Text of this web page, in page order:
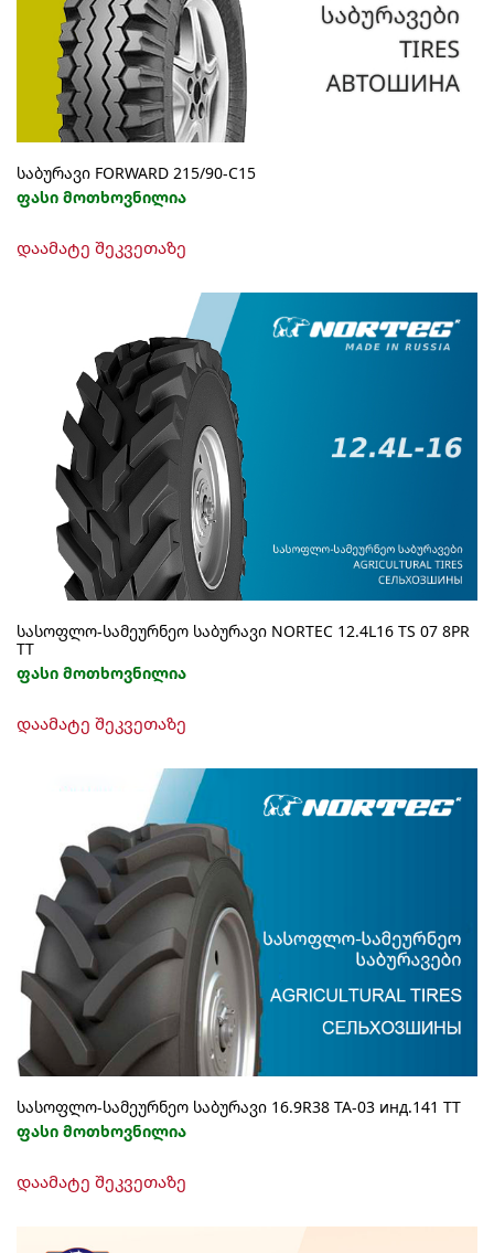
საბურავი FORWARD 215/90-C15
ფასი მოთხოვნილია
დაამატე შეკვეთაზე
სასოფლო-სამეურნეო საბურავი NORTEC 12.4L16 TS 07 8PR
TT
ფასი მოთხოვნილია
დაამატე შეკვეთაზე
სასოფლო-სამეურნეო საბურავი 16.9R38 TA-03 инд.141 ТТ
ფასი მოთხოვნილია
დაამატე შეკვეთაზე